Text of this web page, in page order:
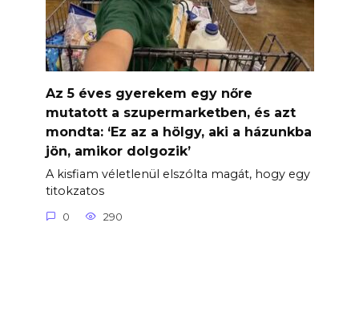
Az 5 éves gyerekem egy nőre
mutatott a szupermarketben, és azt
mondta: ‘Ez az a hölgy, aki a házunkba
jön, amikor dolgozik’
A kisfiam véletlenül elszólta magát, hogy egy
titokzatos
0 290